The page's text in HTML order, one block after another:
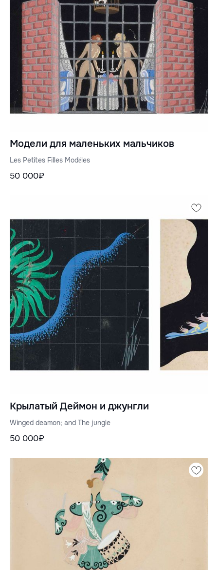
Модели для маленьких мальчиков
Les Petites Filles Modéles
50 000₽
Крылатый Деймон и джунгли
Winged deamon; and The jungle
50 000₽